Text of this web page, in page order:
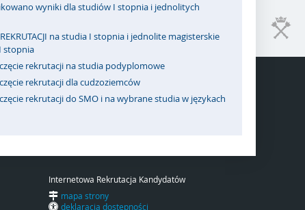
wyniki dla studiów I stopnia i jednolitych
REKRUTACJI na studia I stopnia i jednolite magisterskie
stopnia
rekrutacji na studia podyplomowe
rekrutacji dla cudzoziemców
rekrutacji do SMO i na wybrane studia w językach
Internetowa Rekrutacja Kandydatów
mapa strony
deklaracja dostępności